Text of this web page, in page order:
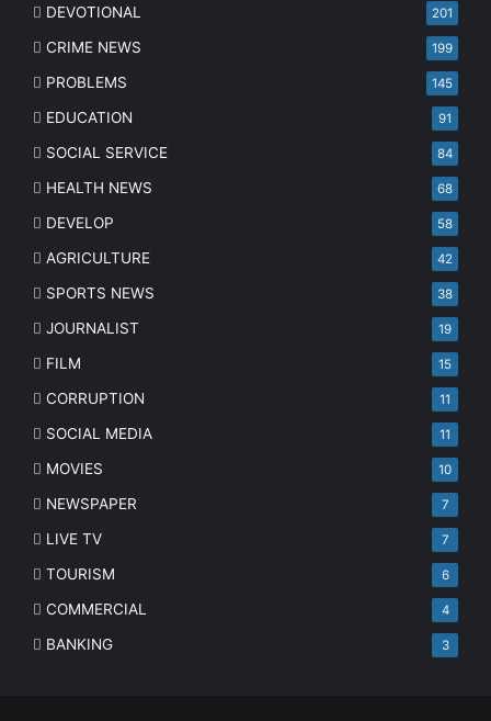
DEVOTIONAL 201
CRIME NEWS 199
PROBLEMS 145
EDUCATION 91
SOCIAL SERVICE 84
HEALTH NEWS 68
DEVELOP 58
AGRICULTURE 42
SPORTS NEWS 38
JOURNALIST 19
FILM 15
CORRUPTION 11
SOCIAL MEDIA 11
MOVIES 10
NEWSPAPER 7
LIVE TV 7
TOURISM 6
COMMERCIAL 4
BANKING 3